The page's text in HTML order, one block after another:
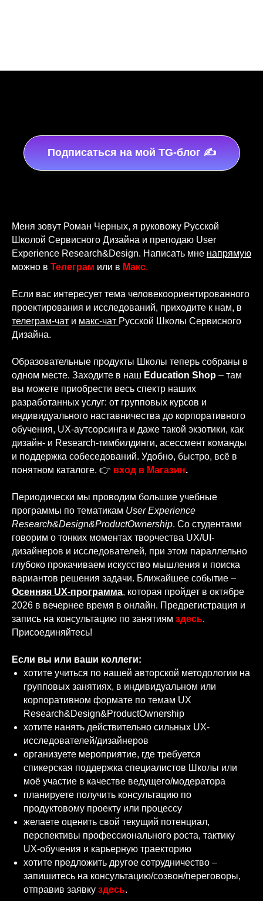
Подписаться на мой TG-блог ✍️
Меня зовут Роман Черных, я руковожу Русской
Школой Сервисного Дизайна и преподаю User
Experience Research&Design. Написать мне напрямую
можно в Телеграм или в Макс.
Если вас интересует тема человекоориентированного
проектирования и исследований, приходите к нам, в
телеграм-чат и макс-чат Русской Школы Сервисного
Дизайна.
Образовательные продукты Школы теперь собраны в
одном месте. Заходите в наш Education Shop – там
вы можете приобрести весь спектр наших
разработанных услуг: от групповых курсов и
индивидуального наставничества до корпоративного
обучения, UX-аутсорсинга и даже такой экзотики, как
дизайн- и Research-тимбилдинги, асессмент команды
и поддержка собеседований. Удобно, быстро, всё в
понятном каталоге. 👉 вход в Магазин.
Периодически мы проводим большие учебные
программы по тематикам User Experience
Research&Design&ProductOwnership. Со студентами
говорим о тонких моментах творчества UX/UI-
дизайнеров и исследователей, при этом параллельно
глубоко прокачиваем искусство мышления и поиска
вариантов решения задачи. Ближайшее событие –
Осенняя UX-программа, которая пройдет в октябре
2026 в вечернее время в онлайн. Предрегистрация и
запись на консультацию по занятиям здесь.
Присоединяйтесь!
Если вы или ваши коллеги:
хотите учиться по нашей авторской методологии на
групповых занятиях, в индивидуальном или
корпоративном формате по темам UX
Research&Design&ProductOwnership
хотите нанять действительно сильных UX-
исследователей/дизайнеров
организуете мероприятие, где требуется
спикерская поддержка специалистов Школы или
моё участие в качестве ведущего/модератора
планируете получить консультацию по
продуктовому проекту или процессу
желаете оценить свой текущий потенциал,
перспективы профессионального роста, тактику
UX-обучения и карьерную траекторию
хотите предложить другое сотрудничество –
запишитесь на консультацию/созвон/переговоры,
отправив заявку здесь.